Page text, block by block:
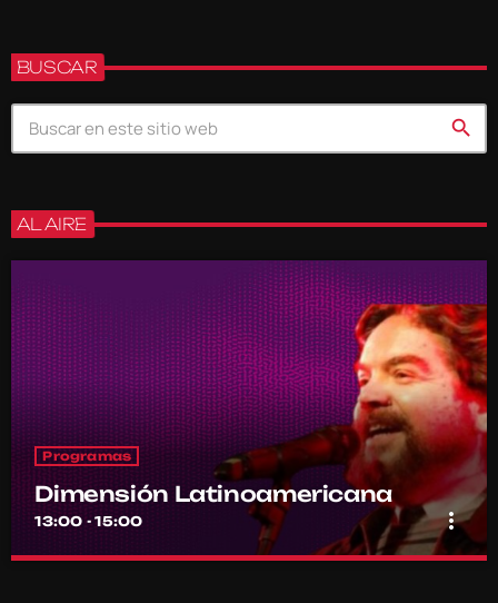
BUSCAR
search
AL AIRE
Programas
Dimensión Latinoamericana
13:00 - 15:00 more_vert